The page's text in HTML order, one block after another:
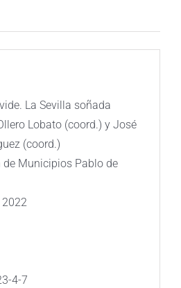
La Sevilla soñada
Lobato (coord.) y José
(coord.)
de Municipios Pablo de
2022
4-7